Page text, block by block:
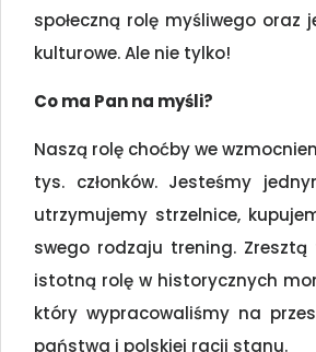
społeczną rolę myśliwego oraz
kulturowe. Ale nie tylko!
Co ma Pan na myśli?
Naszą rolę choćby we
tys. członków. Jesteśmy
utrzymujemy strzelnice,
swego rodzaju trening.
istotną rolę w historycznych
który wypracowaliśmy na
państwa i polskiej racji stanu.